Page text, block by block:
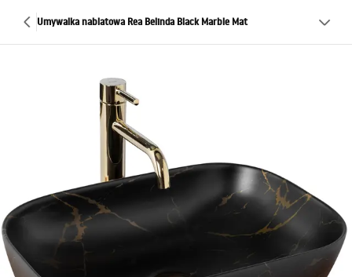
Umywalka nablatowa Rea Belinda Black Marble Mat